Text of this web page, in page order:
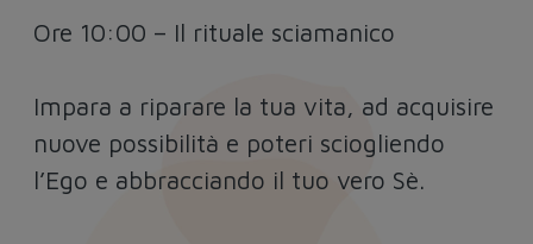
Ore 10:00 – Il rituale sciamanico
Impara a riparare la tua vita, ad acquisire
nuove possibilità e poteri sciogliendo
l’Ego e abbracciando il tuo vero Sè.